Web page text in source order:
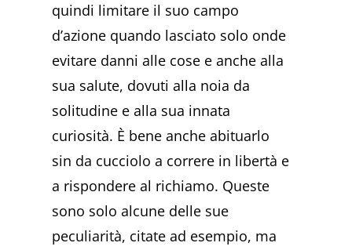
quindi limitare il suo campo
d’azione quando lasciato solo onde
evitare danni alle cose e anche alla
sua salute, dovuti alla noia da
solitudine e alla sua innata
curiosità. È bene anche abituarlo
sin da cucciolo a correre in libertà e
a rispondere al richiamo. Queste
sono solo alcune delle sue
peculiarità, citate ad esempio, ma